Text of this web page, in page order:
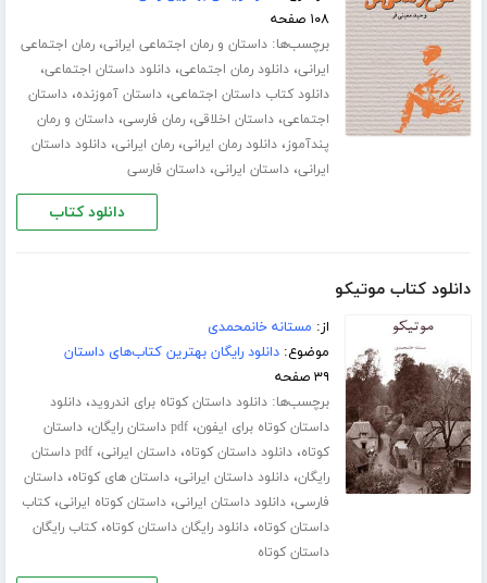
۱۰۸ صفحه
برچسب‌ها:داستان و رمان اجتماعی ایرانی،رمان اجتماعی
ایرانی،دانلود رمان اجتماعی،دانلود داستان اجتماعی،
دانلود کتاب داستان اجتماعی،داستان آموزنده،داستان
اجتماعی،داستان اخلاقی،رمان فارسی،داستان و رمان
پندآموز،دانلود رمان ایرانی،رمان ایرانی،دانلود داستان
ایرانی،داستان ایرانی،داستان فارسی
دانلود کتاب
دانلود کتاب موتیکو
از: مستانه خانمحمدی
موضوع:دانلود رایگان بهترین کتاب‌های داستان
۳۹ صفحه
برچسب‌ها:دانلود داستان کوتاه برای اندروید،دانلود
داستان کوتاه برای ایفون،pdf داستان رایگان ،داستان
کوتاه،دانلود داستان کوتاه،داستان ایرانی،
pdf داستان
رایگان،دانلود داستان ایرانی،داستان های کوتاه،داستان
فارسی،دانلود داستان ایرانی،داستان کوتاه ایرانی،کتاب
داستان کوتاه،دانلود رایگان داستان کوتاه،کتاب رایگان
داستان کوتاه